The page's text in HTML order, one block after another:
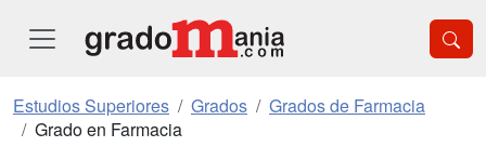
Estudios Superiores Grados
Grados de Farmacia
Grado en Farmacia